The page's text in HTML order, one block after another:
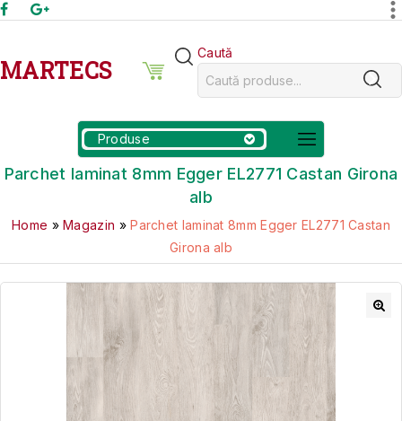
MARTECS
Caută
Produse
Parchet laminat 8mm Egger EL2771 Castan Girona
alb
Home »Magazin »Parchet laminat 8mm Egger EL2771 Castan
Girona alb